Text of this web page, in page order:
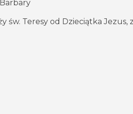
św. Teresy od Dzieciątka Jezus,